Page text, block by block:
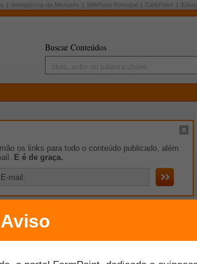
Inteligência de Mercado MilkPoint Portugal CaféPoint
Buscar Conteúdos
os links para todo o conteúdo publicado, além
E é de graça.
da criação de ovinos